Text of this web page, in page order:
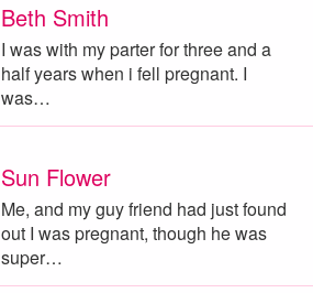
Beth Smith
I was with my parter for three and a
half years when i fell pregnant. I
was…
Sun Flower
Me, and my guy friend had just found
out I was pregnant, though he was
super…